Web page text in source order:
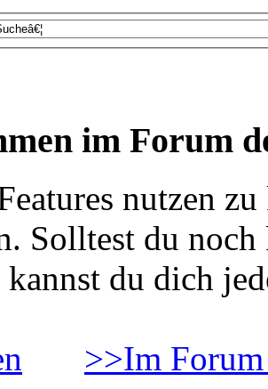
im Forum
nutzen
Solltest du
kannst du dich
>>Im